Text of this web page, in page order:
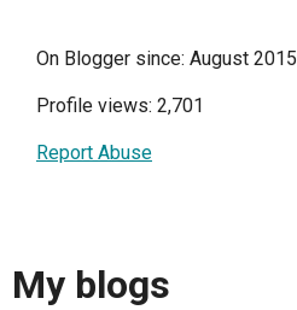
On Blogger since: August 2015
Profile views: 2,701
Report Abuse
My blogs